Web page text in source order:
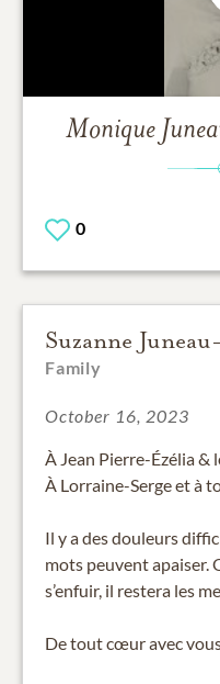
Monique
0
Suzanne
Family
October 16, 2023
À Jean Pierre-Ézélia
À Lorraine-Serge et à
Il y a des douleurs
mots peuvent apaiser.
s’enfuir, il restera les
De tout cœur avec